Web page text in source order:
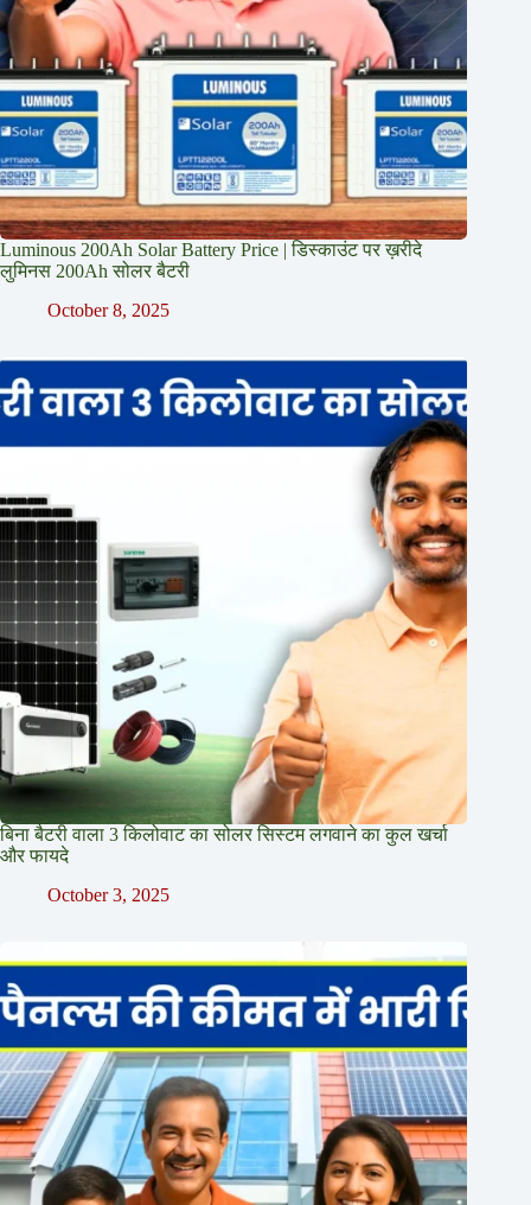
Luminous 200Ah Solar Battery Price​ | डिस्काउंट पर ख़रीदे
लुमिनस 200Ah सोलर बैटरी
October 8, 2025
बिना बैटरी वाला 3 किलोवाट का सोलर सिस्टम लगवाने का कुल खर्चा
और फायदे
October 3, 2025